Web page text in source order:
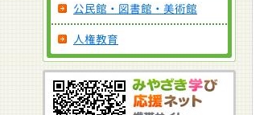
公民館・図書館・美術館
人権教育